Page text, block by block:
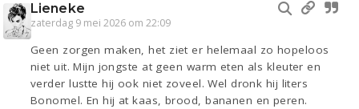
Lieneke
zaterdag 9 mei 2026 om 22:09
Geen zorgen maken, het ziet er helemaal zo hopeloos
niet uit. Mijn jongste at geen warm eten als kleuter en
verder lustte hij ook niet zoveel. Wel dronk hij liters
Bonomel. En hij at kaas, brood, bananen en peren.